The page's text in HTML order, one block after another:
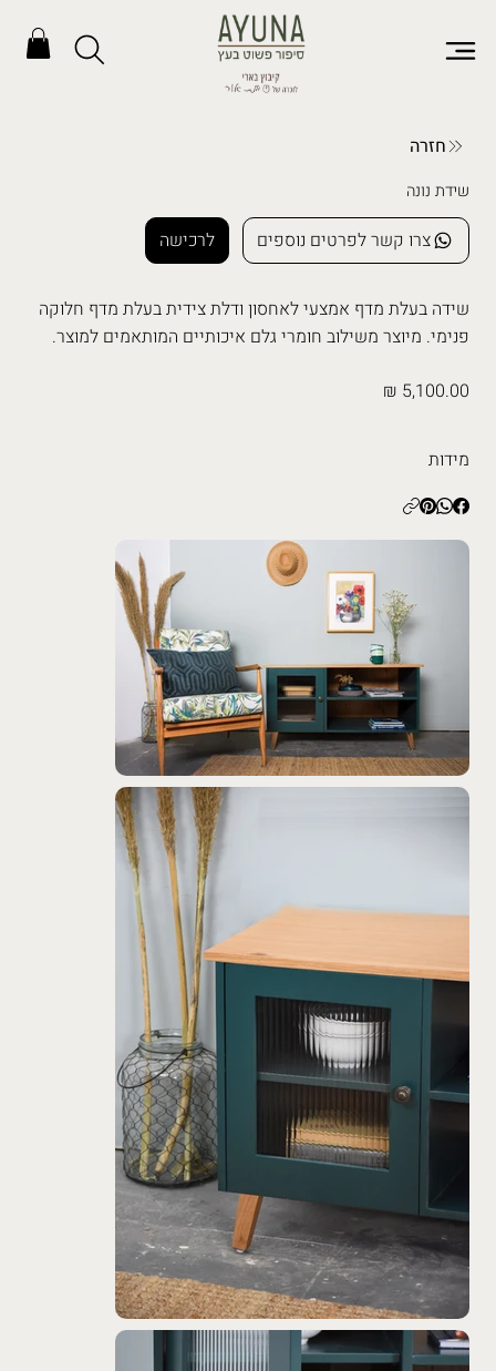
חזרה
שידת נונה
לרכישה צרו קשר לפרטים נוספים
שידה בעלת מדף אמצעי לאחסון ודלת צידית בעלת מדף חלוקה
פנימי. מיוצר משילוב חומרי גלם איכותיים המותאמים למוצר.
5,100.00 ₪
מידות